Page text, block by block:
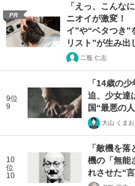
PR
「えっ、こんな
ニオイが激変！
イ”や“ベタつき”
リスト”が生み出
二瓶 仁志
9位
9
「14歳の
迫、少女達
国“最悪の
大山 くまお
10
位
10
「敵機を
機の「無能
れさせた“